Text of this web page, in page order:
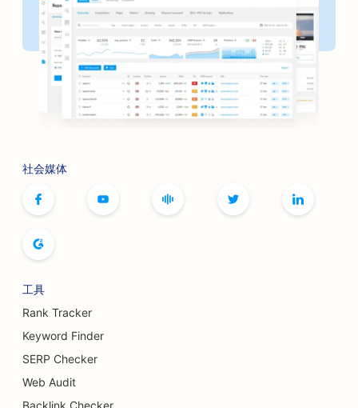
社会媒体
工具
Rank Tracker
Keyword Finder
SERP Checker
Web Audit
Backlink Checker